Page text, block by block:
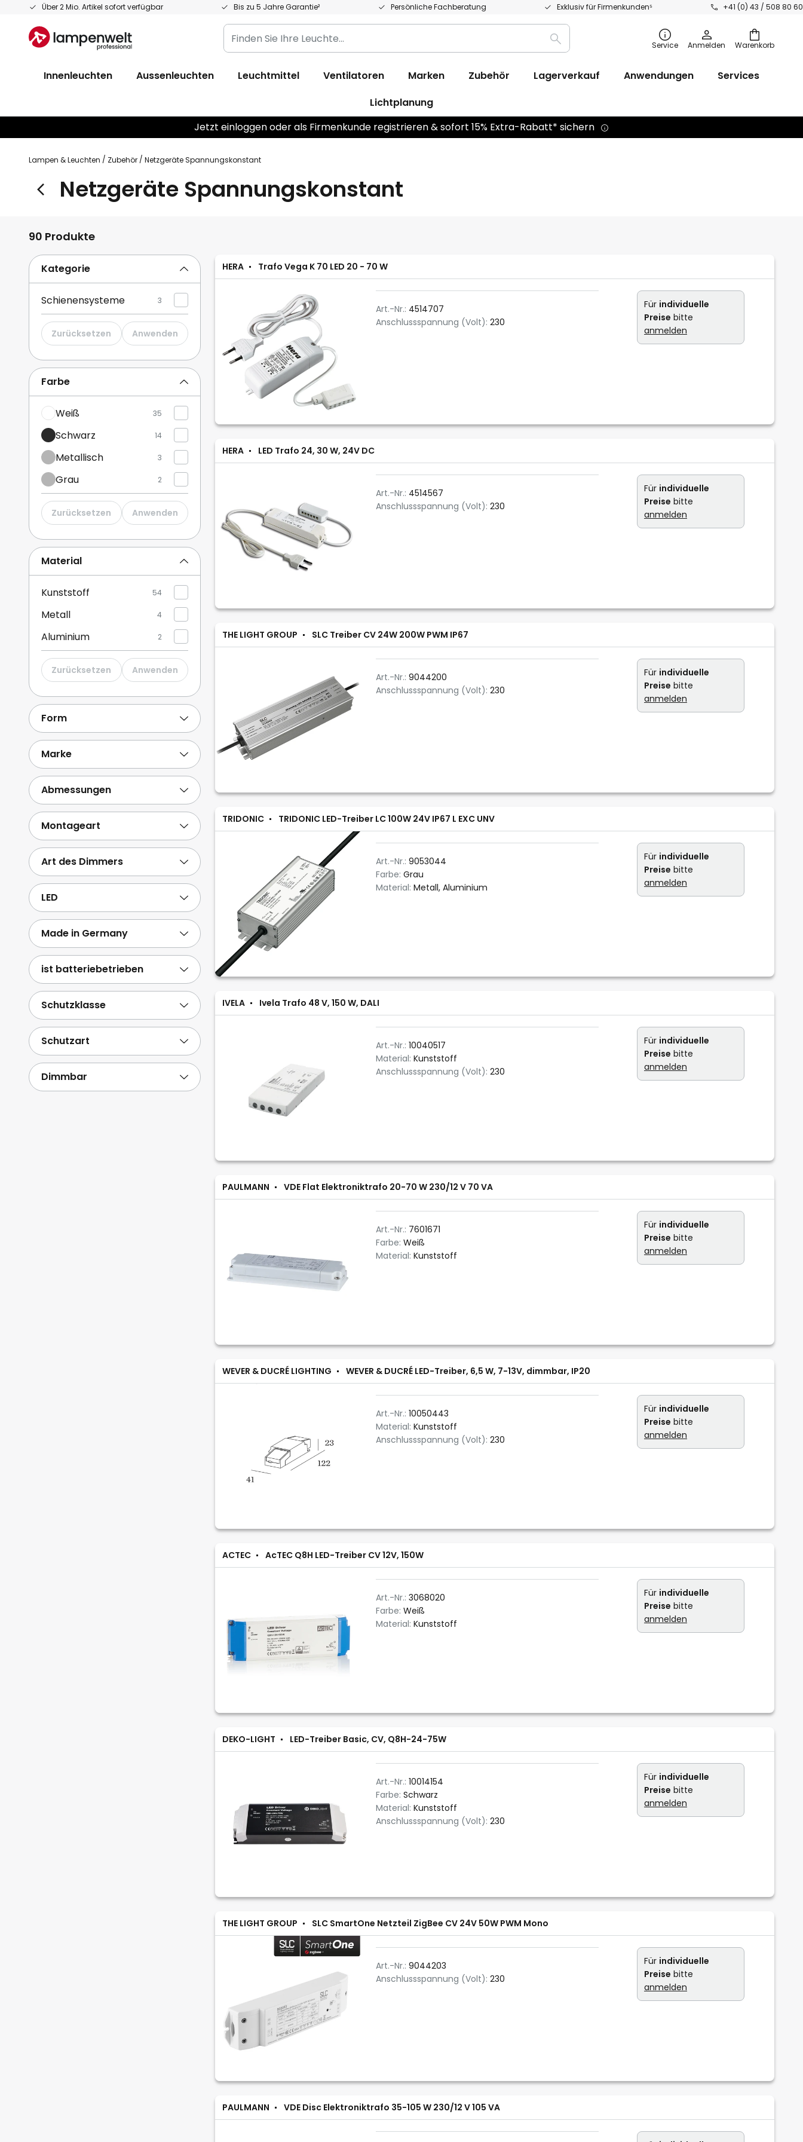
Über 2 Mio. Artikel sofort verfügbar Bis zu 5 Jahre Garantie² Persönliche Fachberatung Exklusiv für Firmenkunden⁵ +41 (0) 43 / 508 80 60
Zum
springen
Warenkorb
Finden
Sie
Leuchte...
Suche Service Anmelden
Innenleuchten Aussenleuchten Leuchtmittel Ventilatoren Marken Zubehör Lagerverkauf Anwendungen
Services
Lichtplanung
Jetzt einloggen oder als Firmenkunde registrieren & sofort 15% Extra-Rabatt* sichern
Lampen & Leuchten Zubehör Netzgeräte Spannungskonstant
Netzgeräte Spannungskonstant
HERA Trafo Vega K 70 LED 20 - 70 W
Art.-Nr.: 4514707
Anschlussspannung (Volt): 230
Für individuelle
Preise bitte
anmelden
HERA LED Trafo 24, 30 W, 24V DC
Art.-Nr.: 4514567
Anschlussspannung (Volt): 230
Für individuelle
Preise bitte
anmelden
THE LIGHT GROUP SLC Treiber CV 24W 200W PWM IP67
Art.-Nr.: 9044200
Anschlussspannung (Volt): 230
Für individuelle
Preise bitte
anmelden
TRIDONIC TRIDONIC LED-Treiber LC 100W 24V IP67 L EXC UNV
Art.-Nr.: 9053044
Farbe: Grau
Material: Metall, Aluminium
Für individuelle
Preise bitte
anmelden
IVELA Ivela Trafo 48 V, 150 W, DALI
Art.-Nr.: 10040517
Material: Kunststoff
Anschlussspannung (Volt): 230
Für individuelle
Preise bitte
anmelden
PAULMANN VDE Flat Elektroniktrafo 20-70 W 230/12 V 70 VA
Art.-Nr.: 7601671
Farbe: Weiß
Material: Kunststoff
Für individuelle
Preise bitte
anmelden
WEVER & DUCRÉ LIGHTING WEVER & DUCRÉ LED-Treiber, 6,5 W, 7-13V, dimmbar, IP20
Art.-Nr.: 10050443
Material: Kunststoff
Anschlussspannung (Volt): 230
Für individuelle
Preise bitte
anmelden
ACTEC AcTEC Q8H LED-Treiber CV 12V, 150W
Art.-Nr.: 3068020
Farbe: Weiß
Material: Kunststoff
Für individuelle
Preise bitte
anmelden
DEKO-LIGHT LED-Treiber Basic, CV, Q8H-24-75W
Art.-Nr.: 10014154
Farbe: Schwarz
Material: Kunststoff
Anschlussspannung (Volt): 230
Für individuelle
Preise bitte
anmelden
THE LIGHT GROUP SLC SmartOne Netzteil ZigBee CV 24V 50W PWM Mono
Art.-Nr.: 9044203
Anschlussspannung (Volt): 230
Für individuelle
Preise bitte
anmelden
PAULMANN VDE Disc Elektroniktrafo 35-105 W 230/12 V 105 VA
Kategorie
Schienensysteme 3
Zurücksetzen Anwenden
Farbe
Weiß 35
Schwarz 14
Metallisch 3
Grau 2
Zurücksetzen Anwenden
Material
Kunststoff 54
Metall 4
Aluminium 2
Zurücksetzen Anwenden
Form
Marke
Abmessungen
Montageart
Art des Dimmers
LED
Made in Germany
ist batteriebetrieben
Schutzklasse
Schutzart
Dimmbar
90 Produkte